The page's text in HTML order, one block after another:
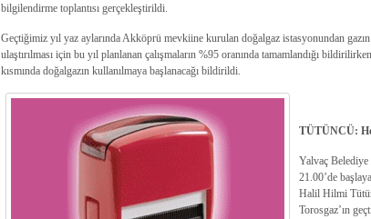
bilgilendirme toplantısı gerçekleştirildi.
Geçtiğimiz yıl yaz aylarında Akköprü mevkiine kurulan doğalgaz istasyonundan
ulaştırılması için bu yıl planlanan çalışmaların %95 oranında tamamlandığı
kısmında doğalgazın kullanılmaya başlanacağı bildirildi.
TÜTÜNCÜ:
Yalvaç
21.00’de
Halil Hilmi
Torosgaz’ın